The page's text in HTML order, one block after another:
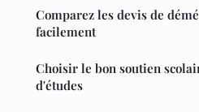
Comparez les devis de
facilement
Choisir le bon soutien
d'études